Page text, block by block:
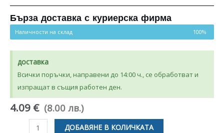
Бърза доставка с куриерска фирма
Наличности на склад 100%
доставка
Всички поръчки, направени до 14:00 ч., се обработват и
изпращат в същия работен ден.
4.09 € (8.00 лв.)
количество
ДОБАВЯНЕ В КОЛИЧКАТА